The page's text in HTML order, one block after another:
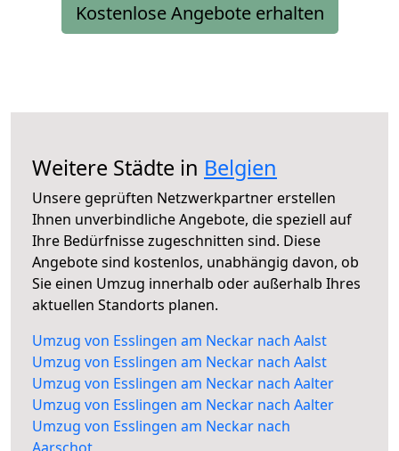
Kostenlose Angebote erhalten
Weitere Städte in Belgien
Unsere geprüften Netzwerkpartner erstellen
Ihnen unverbindliche Angebote, die speziell auf
Ihre Bedürfnisse zugeschnitten sind. Diese
Angebote sind kostenlos, unabhängig davon, ob
Sie einen Umzug innerhalb oder außerhalb Ihres
aktuellen Standorts planen.
Umzug von Esslingen am Neckar nach Aalst
Umzug von Esslingen am Neckar nach Aalst
Umzug von Esslingen am Neckar nach Aalter
Umzug von Esslingen am Neckar nach Aalter
Umzug von Esslingen am Neckar nach